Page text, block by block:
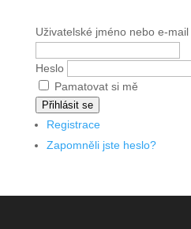
Uživatelské jméno nebo e-mail
Heslo
Pamatovat si mě
Přihlásit se
Registrace
Zapomněli jste heslo?